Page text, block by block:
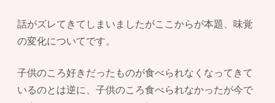
話がズレてきてしまいましたがここからが本題、味覚
の変化についてです。
子供のころ好きだったものが食べられなくなってきて
いるのとは逆に、子供のころ食べられなかったが今で